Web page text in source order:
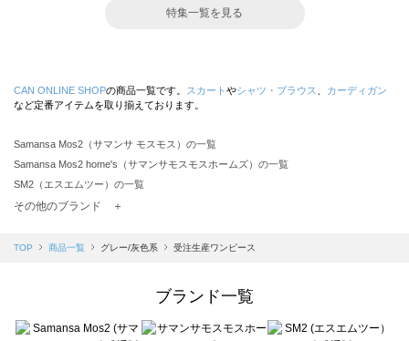
特集一覧を見る
CAN ONLINE SHOPの商品一覧です。 スカート やシャツ・ブラウス
カーディガン
など定番アイテムを取り揃えております。
Samansa Mos2（サマンサ モスモス）の一覧
Samansa Mos2 home's（サマンサモスモスホームズ）の一覧
SM2（エスエムツー）の一覧
TSUHARU by Samansa Mos2（ツハルバイサマンサモスモス）の一覧
Samansa Mos2 blue（サマンサモスモス ブルー）の一覧
Te chichi（テチチ）の一覧
その他のブランド ＋
TOP 商品一覧 グレー/灰色系 受注生産ワンピース
ブランド一覧